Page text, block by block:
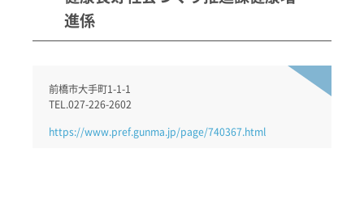
進係
前橋市大手町1-1-1
TEL.027-226-2602
https://www.pref.gunma.jp/page/740367.html